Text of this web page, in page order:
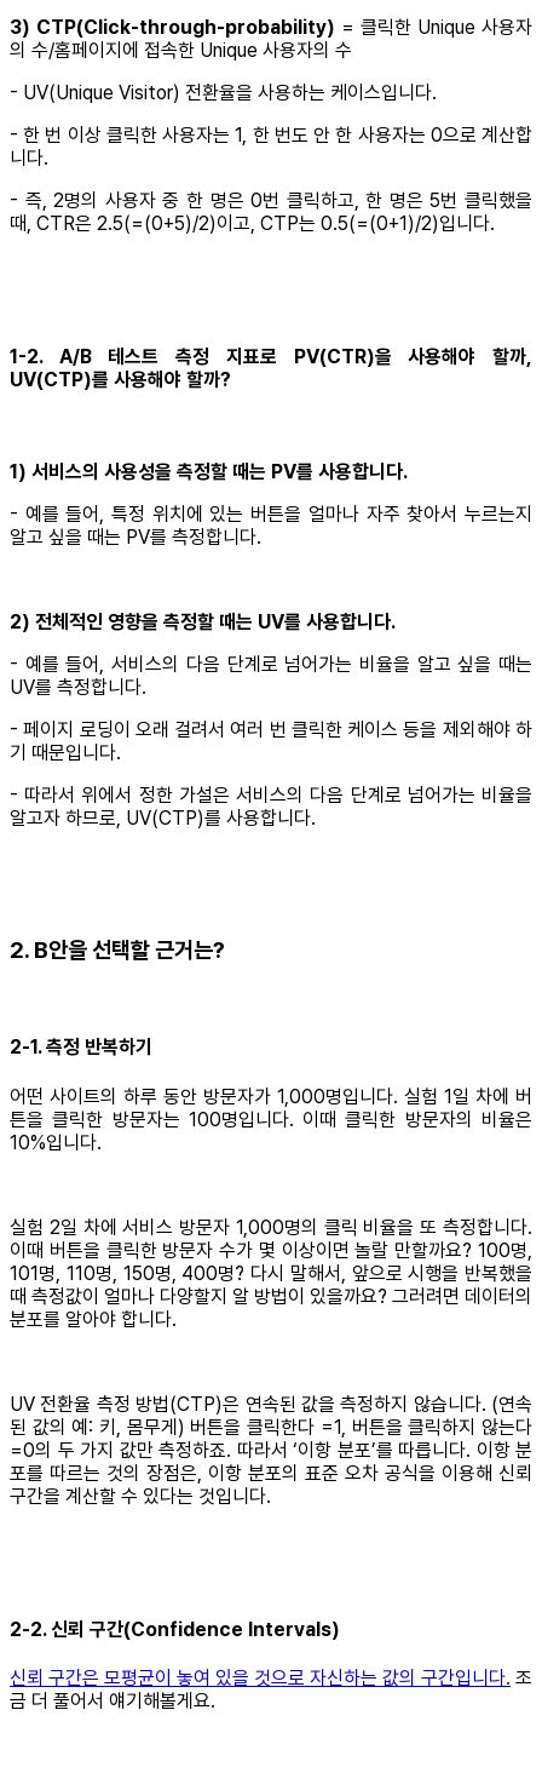
3) CTP(Click-through-probability) = 클릭한 Unique 사용자
의 수/홈페이지에 접속한 Unique 사용자의 수
- UV(Unique Visitor) 전환율을 사용하는 케이스입니다.
- 한 번 이상 클릭한 사용자는 1, 한 번도 안 한 사용자는 0으로 계산합
니다.
- 즉, 2명의 사용자 중 한 명은 0번 클릭하고, 한 명은 5번 클릭했을
때, CTR은 2.5(=(0+5)/2)이고, CTP는 0.5(=(0+1)/2)입니다.
1-2. A/B 테스트 측정 지표로 PV(CTR)을 사용해야 할까,
UV(CTP)를 사용해야 할까?
1) 서비스의 사용성을 측정할 때는 PV를 사용합니다.
- 예를 들어, 특정 위치에 있는 버튼을 얼마나 자주 찾아서 누르는지
알고 싶을 때는 PV를 측정합니다.
2) 전체적인 영향을 측정할 때는 UV를 사용합니다.
- 예를 들어, 서비스의 다음 단계로 넘어가는 비율을 알고 싶을 때는
UV를 측정합니다.
- 페이지 로딩이 오래 걸려서 여러 번 클릭한 케이스 등을 제외해야 하
기 때문입니다.
- 따라서 위에서 정한 가설은 서비스의 다음 단계로 넘어가는 비율을
알고자 하므로, UV(CTP)를 사용합니다.
2. B안을 선택할 근거는?
2-1. 측정 반복하기
어떤 사이트의 하루 동안 방문자가 1,000명입니다. 실험 1일 차에 버
튼을 클릭한 방문자는 100명입니다. 이때 클릭한 방문자의 비율은
10%입니다.
실험 2일 차에 서비스 방문자 1,000명의 클릭 비율을 또 측정합니다.
이때 버튼을 클릭한 방문자 수가 몇 이상이면 놀랄 만할까요? 100명,
101명, 110명, 150명, 400명? 다시 말해서, 앞으로 시행을 반복했을
때 측정값이 얼마나 다양할지 알 방법이 있을까요? 그러려면 데이터의
분포를 알아야 합니다.
UV 전환율 측정 방법(CTP)은 연속된 값을 측정하지 않습니다. (연속
된 값의 예: 키, 몸무게) 버튼을 클릭한다 =1, 버튼을 클릭하지 않는다
=0의 두 가지 값만 측정하죠. 따라서 ‘이항 분포’를 따릅니다. 이항 분
포를 따르는 것의 장점은, 이항 분포의 표준 오차 공식을 이용해 신뢰
구간을 계산할 수 있다는 것입니다.
2-2. 신뢰 구간(Confidence Intervals)
신뢰 구간은 모평균이 놓여 있을 것으로 자신하는 값의 구간입니다. 조
금 더 풀어서 얘기해볼게요.